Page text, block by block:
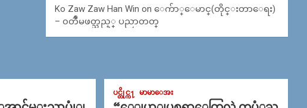
Ko Zaw Zaw Han Win onေက်ာ္ေမာင္(တိုင္းတာေရး)
– ၀တၳဳမဖတ္သည့္ ပညာတတ္
ပင္တိုင္က႑ မာမာေအး